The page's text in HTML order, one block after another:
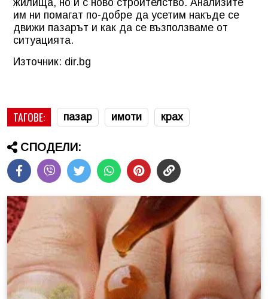
им ни помагат по-добре да усетим накъде се
движи пазарът и как да се възползваме от
ситуацията.
Източник: dir.bg
ТАГОВЕ: пазар имоти крах
СПОДЕЛИ: